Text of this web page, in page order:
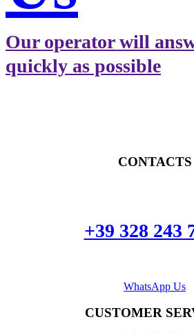
Our operator will
quickly as possible
CONTACTS
+39 328 243
WhatsApp Us
CUSTOMER